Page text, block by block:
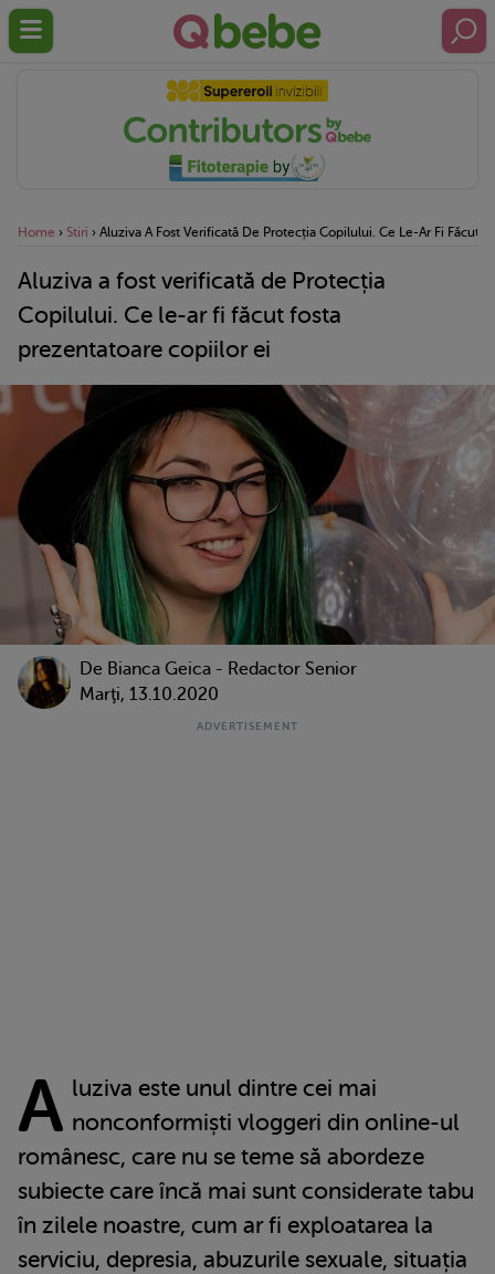
Home › Stiri › Aluziva A Fost Verificată De Protecția Copilului. Ce Le-Ar Fi Făcut
Aluziva a fost verificată de Protecția
Copilului. Ce le-ar fi făcut fosta
prezentatoare copiilor ei
De Bianca Geica - Redactor Senior
Marţi, 13.10.2020
A luziva este unul dintre cei mai
nonconformiști vloggeri din online-ul
românesc, care nu se teme să abordeze
subiecte care încă mai sunt considerate tabu
în zilele noastre, cum ar fi exploatarea la
serviciu, depresia, abuzurile sexuale, situația